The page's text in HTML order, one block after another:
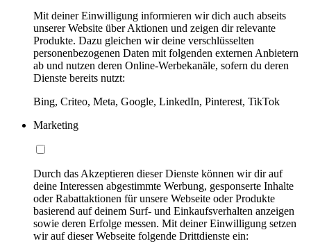
Mit deiner Einwilligung informieren wir dich auch abseits
unserer Website über Aktionen und zeigen dir relevante
Produkte. Dazu gleichen wir deine verschlüsselten
personenbezogenen Daten mit folgenden externen Anbietern
ab und nutzen deren Online-Werbekanäle, sofern du deren
Dienste bereits nutzt:
Bing, Criteo, Meta, Google, LinkedIn, Pinterest, TikTok
Marketing
Durch das Akzeptieren dieser Dienste können wir dir auf
deine Interessen abgestimmte Werbung, gesponserte Inhalte
oder Rabattaktionen für unsere Webseite oder Produkte
basierend auf deinem Surf- und Einkaufsverhalten anzeigen
sowie deren Erfolge messen. Mit deiner Einwilligung setzen
wir auf dieser Webseite folgende Drittdienste ein: